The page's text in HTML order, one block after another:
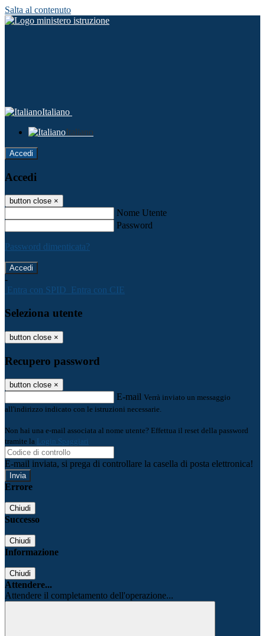
Salta al contenuto
Italiano
Italiano
Accedi
Accedi
button close ×
Nome Utente
Password
Password dimenticata?
-
Entra con SPID Entra con CIE
Seleziona utente
button close ×
Recupero password
button close ×
E-mail Verrà inviato un messaggio
all'indirizzo indicato con le istruzioni necessarie.
Non hai una e-mail associata al nome utente? Effettua il reset della password
tramite la Login Spaggiari
E-mail inviata, si prega di controllare la casella di posta elettronica!
Errore
Chiudi
Successo
Chiudi
Informazione
Chiudi
Attendere...
Attendere il completamento dell'operazione...